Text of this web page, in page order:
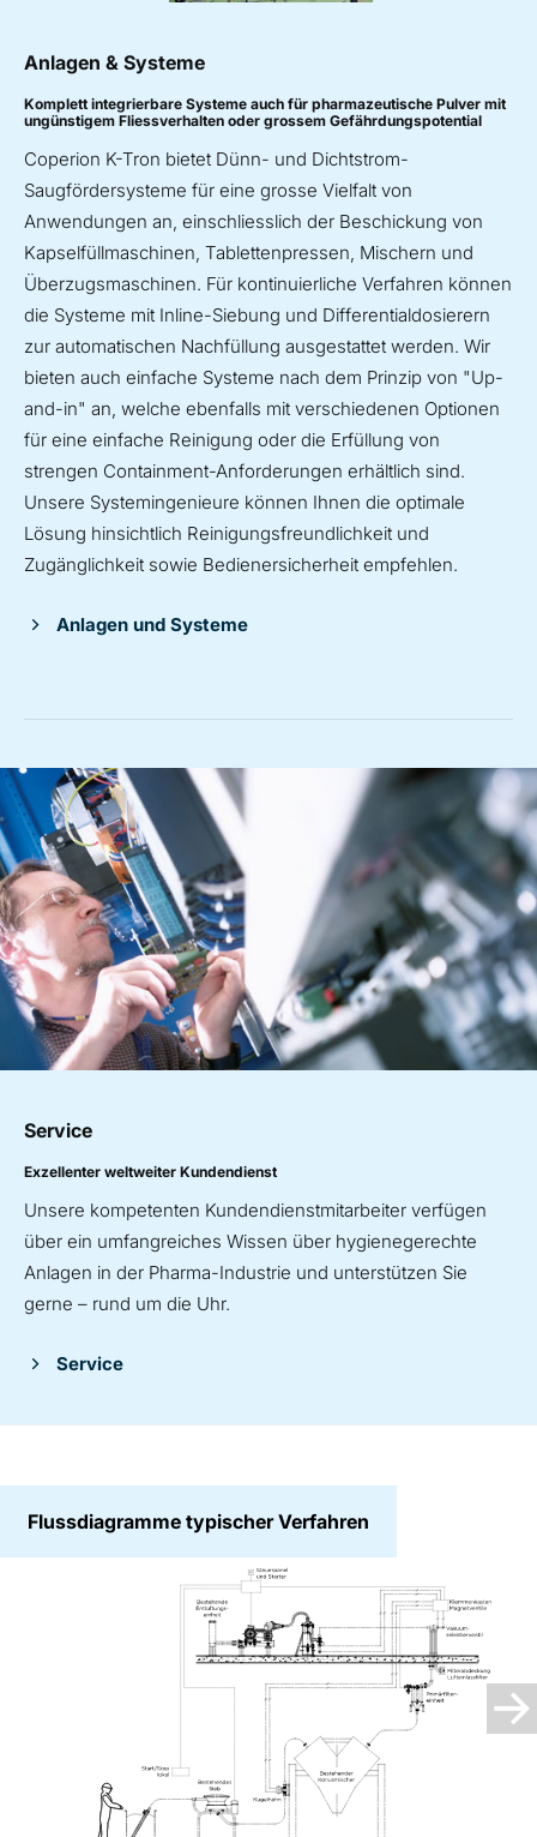
Anlagen & Systeme
Komplett integrierbare Systeme auch für pharmazeutische Pulver mit
ungünstigem Fliessverhalten oder grossem Gefährdungspotential
Coperion K-Tron bietet Dünn- und Dichtstrom-
Saugfördersysteme für eine grosse Vielfalt von
Anwendungen an, einschliesslich der Beschickung von
Kapselfüllmaschinen, Tablettenpressen, Mischern und
Überzugsmaschinen. Für kontinuierliche Verfahren können
die Systeme mit Inline-Siebung und Differentialdosierern
zur automatischen Nachfüllung ausgestattet werden. Wir
bieten auch einfache Systeme nach dem Prinzip von "Up-
and-in" an, welche ebenfalls mit verschiedenen Optionen
für eine einfache Reinigung oder die Erfüllung von
strengen Containment-Anforderungen erhältlich sind.
Unsere Systemingenieure können Ihnen die optimale
Lösung hinsichtlich Reinigungsfreundlichkeit und
Zugänglichkeit sowie Bedienersicherheit empfehlen.
Anlagen und Systeme
Service
Exzellenter weltweiter Kundendienst
Unsere kompetenten Kundendienstmitarbeiter verfügen
über ein umfangreiches Wissen über hygienegerechte
Anlagen in der Pharma-Industrie und unterstützen Sie
gerne – rund um die Uhr.
Service
Flussdiagramme typischer Verfahren